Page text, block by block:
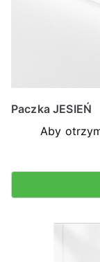
Paczka JESIEŃ
Aby